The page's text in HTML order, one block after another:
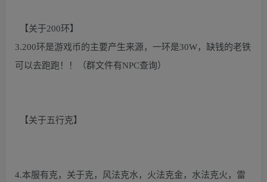
【关于200环】
3.200环是游戏币的主要产生来源，一环是30W，缺钱的老铁
可以去跑跑！！（群文件有NPC查询）
【关于五行克】
4.本服有克，关于克，风法克水，火法克金，水法克火，雷